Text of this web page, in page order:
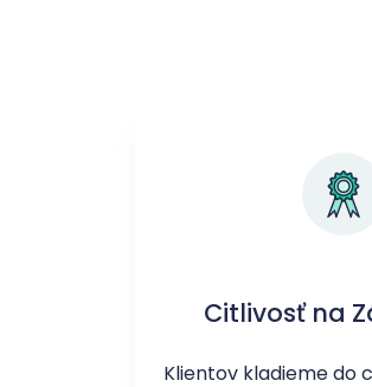
Citlivosť na
Klientov kladieme do